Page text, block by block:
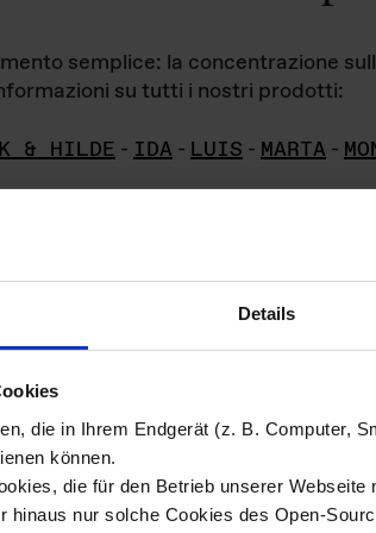
Details
die in Ihrem Endgerät (z. B. Computer,
können.
die für den Betrieb unserer
hinaus nur solche Cookies des Open-
semplice: la concentrazione
su tutti i nostri prodotti:
& HILDE - IDA - LUIS - MARTA -
di
materiale fotografico sono